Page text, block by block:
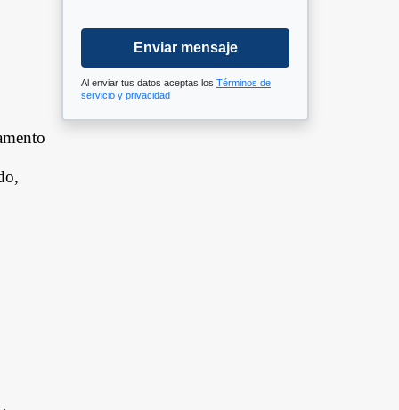
Enviar mensaje
Al enviar tus datos aceptas los Términos de
servicio y privacidad